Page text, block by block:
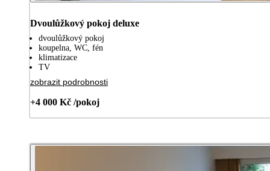
Dvoulůžkový pokoj deluxe
dvoulůžkový pokoj
koupelna, WC, fén
klimatizace
TV
zobrazit podrobnosti
+4 000 Kč /pokoj